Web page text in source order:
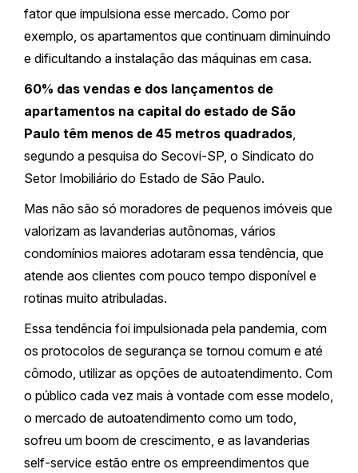
fator que impulsiona esse mercado. Como por
exemplo, os apartamentos que continuam diminuindo
e dificultando a instalação das máquinas em casa.
60% das vendas e dos lançamentos de
apartamentos na capital do estado de São
Paulo têm menos de 45 metros quadrados
segundo a pesquisa do Secovi-SP, o Sindicato do
Setor Imobiliário do Estado de São Paulo.
Mas não são só moradores de pequenos imóveis que
valorizam as lavanderias autônomas, vários
condomínios maiores adotaram essa tendência, que
atende aos clientes com pouco tempo disponível e
rotinas muito atribuladas.
Essa tendência foi impulsionada pela pandemia, com
os protocolos de segurança se tornou comum e até
cômodo, utilizar as opções de autoatendimento. Com
o público cada vez mais à vontade com esse modelo,
o mercado de autoatendimento como um todo,
sofreu um boom de crescimento, e as lavanderias
self-service estão entre os empreendimentos que